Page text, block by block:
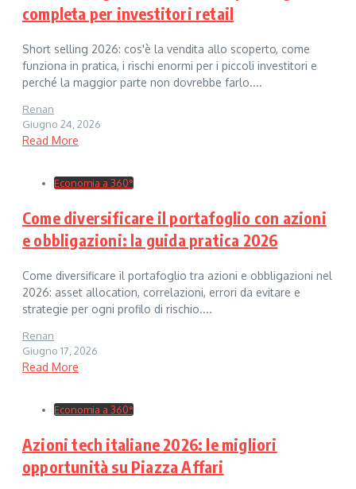
completa per investitori retail
Short selling 2026: cos'è la vendita allo scoperto, come
funziona in pratica, i rischi enormi per i piccoli investitori e
perché la maggior parte non dovrebbe farlo....
Renan
Giugno 24, 2026
Read More
Economia a 360°
Come diversificare il portafoglio con azioni
e obbligazioni: la guida pratica 2026
Come diversificare il portafoglio tra azioni e obbligazioni nel
2026: asset allocation, correlazioni, errori da evitare e
strategie per ogni profilo di rischio....
Renan
Giugno 17, 2026
Read More
Economia a 360°
Azioni tech italiane 2026: le migliori
opportunità su Piazza Affari